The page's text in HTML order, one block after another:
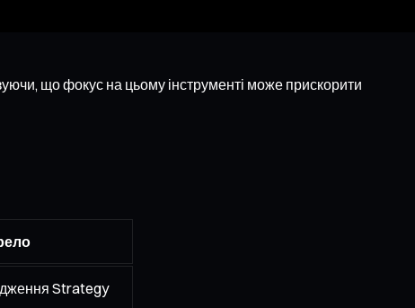
що фокус на цьому інструменті може прискорити
Strategy